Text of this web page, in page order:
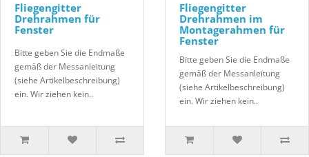
Fliegengitter
Drehrahmen für
Fenster
Bitte geben Sie die Endmaße
gemäß der Messanleitung
(siehe Artikelbeschreibung)
ein. Wir ziehen kein..
Fliegengitter
Drehrahmen im
Montagerahmen für
Fenster
Bitte geben Sie die Endmaße
gemäß der Messanleitung
(siehe Artikelbeschreibung)
ein. Wir ziehen kein..